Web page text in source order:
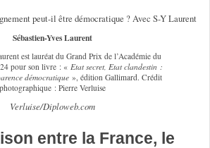
Sébastien-Yves Laurent
est lauréat du Grand Prix de l’Académie du
pour son livre : « Etat secret, Etat clandestin :
démocratique », édition Gallimard. Crédit
photographique : Pierre Verluise
Verluise/Diploweb.com
entre la France, le